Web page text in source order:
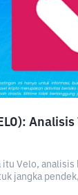
itu Velo,
jangka